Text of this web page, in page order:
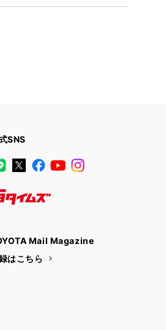
SNS
LINE
X FacebookYouTube
Mail Magazine
はこちら